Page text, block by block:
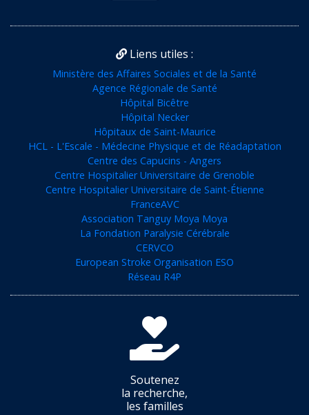
Liens utiles :
Ministère des Affaires Sociales et de la Santé
Agence Régionale de Santé
Hôpital Bicêtre
Hôpital Necker
Hôpitaux de Saint-Maurice
HCL - L'Escale - Médecine Physique et de Réadaptation
Centre des Capucins - Angers
Centre Hospitalier Universitaire de Grenoble
Centre Hospitalier Universitaire de Saint-Étienne
FranceAVC
Association Tanguy Moya Moya
La Fondation Paralysie Cérébrale
CERVCO
European Stroke Organisation ESO
Réseau R4P
Soutenez
la recherche,
les familles